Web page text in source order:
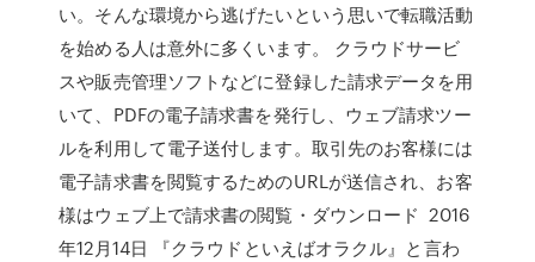
い。そんな環境から逃げたいという思いで転職活動
を始める人は意外に多くいます。 クラウドサービ
スや販売管理ソフトなどに登録した請求データを用
いて、PDFの電子請求書を発行し、ウェブ請求ツー
ルを利用して電子送付します。取引先のお客様には
電子請求書を閲覧するためのURLが送信され、お客
様はウェブ上で請求書の閲覧・ダウンロード 2016
年12月14日 『クラウドといえばオラクル』と言わ